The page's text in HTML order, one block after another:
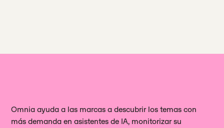
Omnia ayuda a las marcas a descubrir los temas con
más demanda en asistentes de IA, monitorizar su